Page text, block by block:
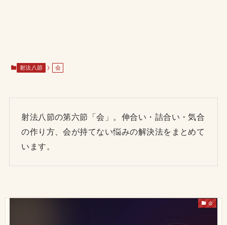
射法八節 会
射法八節の第六節「会」。伸合い・詰合い・気合
の作り方、会が持てない悩みの解決法をまとめて
います。
会